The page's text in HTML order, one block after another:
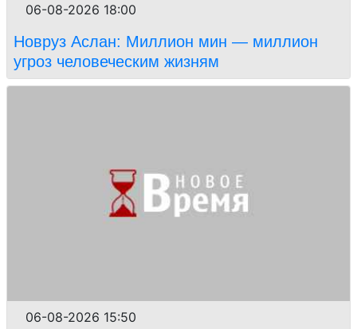
06-08-2026 18:00
Новруз Аслан: Миллион мин — миллион
угроз человеческим жизням
06-08-2026 15:50